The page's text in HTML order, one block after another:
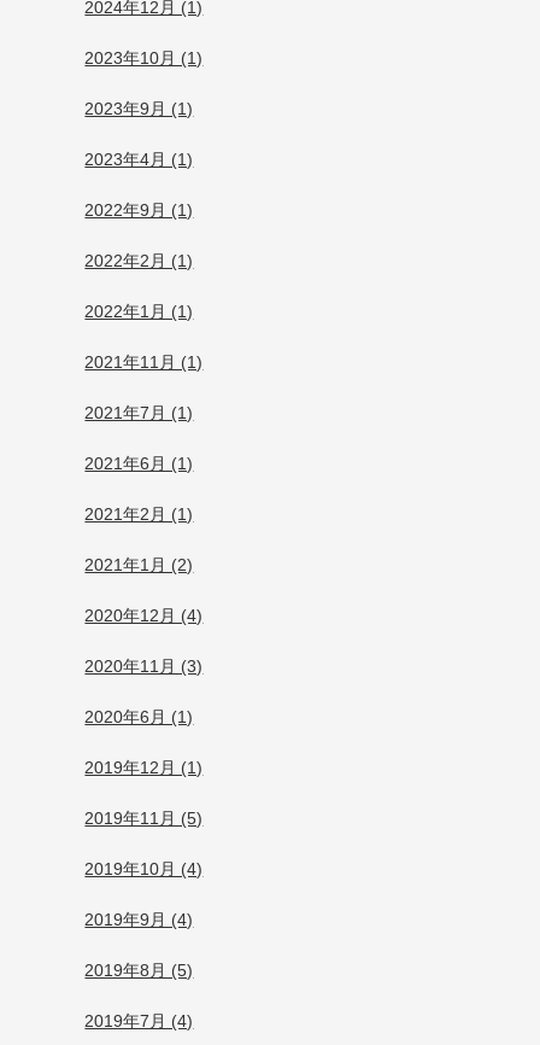
2024年12月 (1)
2023年10月 (1)
2023年9月 (1)
2023年4月 (1)
2022年9月 (1)
2022年2月 (1)
2022年1月 (1)
2021年11月 (1)
2021年7月 (1)
2021年6月 (1)
2021年2月 (1)
2021年1月 (2)
2020年12月 (4)
2020年11月 (3)
2020年6月 (1)
2019年12月 (1)
2019年11月 (5)
2019年10月 (4)
2019年9月 (4)
2019年8月 (5)
2019年7月 (4)